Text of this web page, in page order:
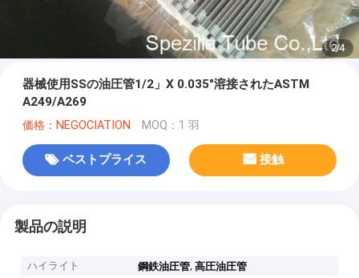
2/4
器械使用SSの油圧管1/2」X 0.035"溶接されたASTM
A249/A269
価格：NEGOCIATION MOQ：1 羽
ベストプライス 接触
製品の説明
ハイライト 鋼鉄油圧管,高圧油圧管